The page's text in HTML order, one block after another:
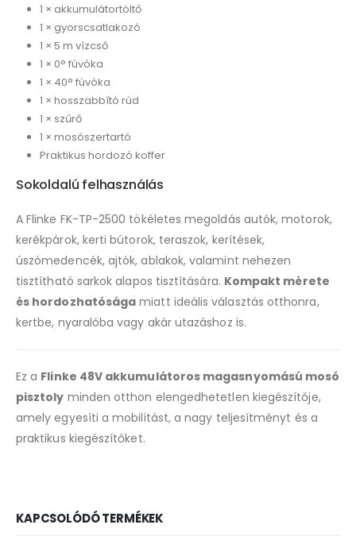
1 × akkumulátortöltő
1 × gyorscsatlakozó
1 × 5 m vízcső
1 × 0° fúvóka
1 × 40° fúvóka
1 × hosszabbító rúd
1 × szűrő
1 × mosószertartó
Praktikus hordozó koffer
Sokoldalú felhasználás
A Flinke FK-TP-2500 tökéletes megoldás autók, motorok,
kerékpárok, kerti bútorok, teraszok, kerítések,
úszómedencék, ajtók, ablakok, valamint nehezen
tisztítható sarkok alapos tisztítására. Kompakt mérete
és hordozhatósága miatt ideális választás otthonra,
kertbe, nyaralóba vagy akár utazáshoz is.
Ez a Flinke 48V akkumulátoros magasnyomású mosó
pisztoly minden otthon elengedhetetlen kiegészítője,
amely egyesíti a mobilitást, a nagy teljesítményt és a
praktikus kiegészítőket.
KAPCSOLÓDÓ TERMÉKEK